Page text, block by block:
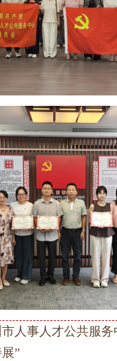
市人事人才公共服
”